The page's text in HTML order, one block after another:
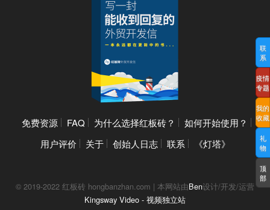
免费资源 FAQ 为什么选择红板砖？
如何开始使用？
用户评价
关于 创始人日志 联系 《灯塔》
© 2019-2022 红板砖 hongbanzhan.com | 本网站由Ben设计/开发/运营
Kingsway Video - 视频独立站
联
系
疫情
专题
我的
收藏
礼
物
顶
部